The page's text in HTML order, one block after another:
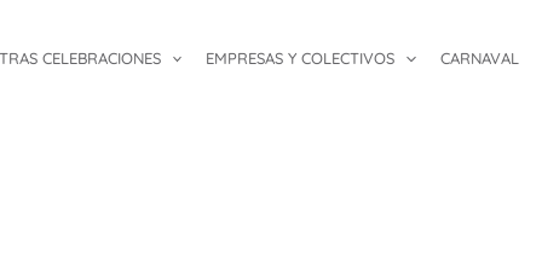
CELEBRACIONES EMPRESAS Y COLECTIVOS CARNAVAL